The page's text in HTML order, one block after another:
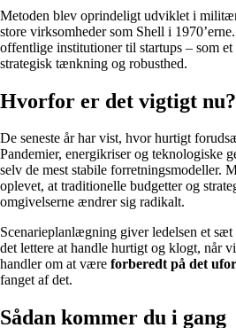
Metoden blev oprindeligt udviklet i
store virksomheder som Shell i
offentlige institutioner til startups – som
strategisk tænkning og robusthed.
Hvorfor er det vigtigt nu?
De seneste år har vist, hvor hurtigt
Pandemier, energikriser og teknologiske
selv de mest stabile forretningsmodeller.
oplevet, at traditionelle budgetter og
omgivelserne ændrer sig radikalt.
Scenarieplanlægning giver ledelsen et
det lettere at handle hurtigt og klogt, når
handler om at være forberedt på det
fanget af det.
Sådan kommer du i gang